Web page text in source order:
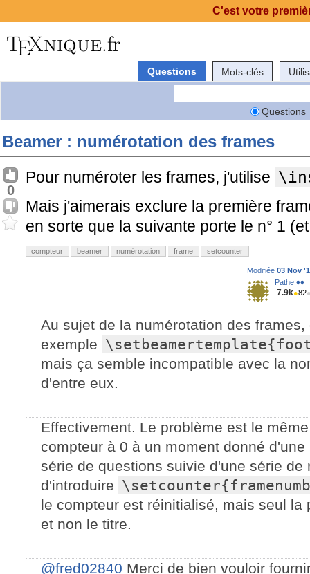
Questions Mots-clés
Questions
Beamer : numérotation des frames
0
Pour numéroter les frames, j'utilise
Mais j'aimerais exclure la première
en sorte que la suivante porte le n° 1
compteur beamer numérotation frame setcounter
Modifiée 03 Nov
Pathe ♦♦
7.9k●82
Au sujet de la numérotation des
exemple
mais ça semble incompatible avec la
d'entre eux.
Effectivement. Le problème est le
compteur à 0 à un moment donné
série de questions suivie d'une série de
d'introduire
le compteur est réinitialisé, mais seul la
et non le titre.
@fred02840 Merci de bien vouloir
C'est votre